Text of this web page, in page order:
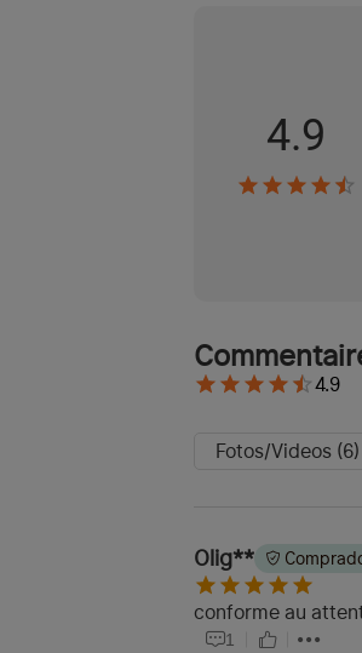
4.9
4.9
Fotos/Videos (6)
Olig**
conforme au
1